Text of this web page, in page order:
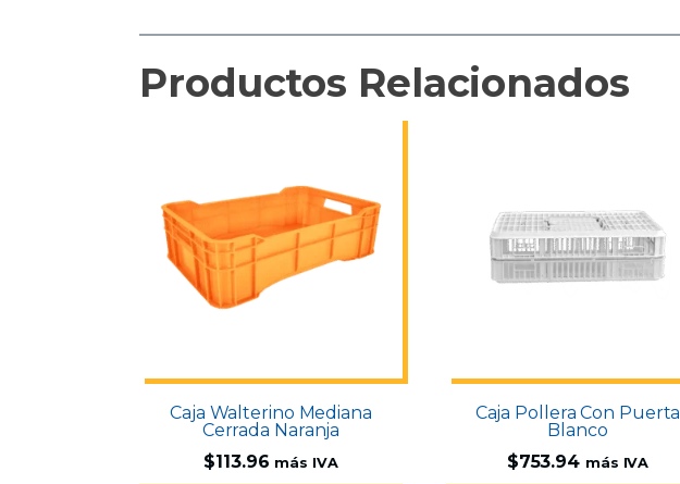
Productos Relacionados
Caja Walterino Mediana
Cerrada Naranja
$113.96 más IVA
Caja Pollera Con Puerta
Blanco
$753.94 más IVA